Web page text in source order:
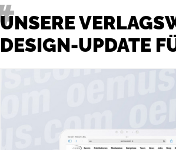
UNSERE
DESIGN-UPDATE